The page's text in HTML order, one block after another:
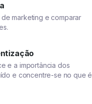
marketing e comparar
e a importância dos
e concentre-se no que é